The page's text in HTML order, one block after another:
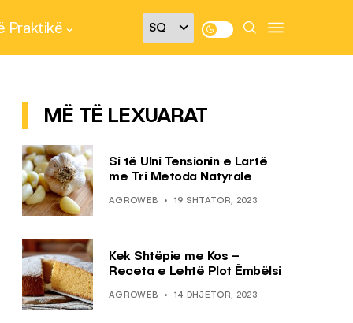
Praktikë
MË TË LEXUARAT
Si të Ulni Tensionin e Lartë
me Tri Metoda Natyrale
AGROWEB 19 SHTATOR, 2023
Kek Shtëpie me Kos –
Receta e Lehtë Plot Ëmbëlsi
AGROWEB 14 DHJETOR, 2023